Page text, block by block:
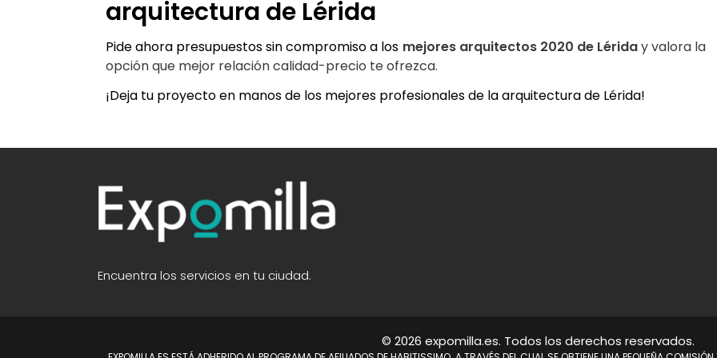
arquitectura de Lérida
Pide ahora presupuestos sin compromiso a los mejores arquitectos 2020 de Lérida y valora la
opción que mejor relación calidad-precio te ofrezca.
¡Deja tu proyecto en manos de los mejores profesionales de la arquitectura de Lérida!
Encuentra los servicios en tu ciudad.
© 2026 expomilla.es. Todos los derechos reservados.